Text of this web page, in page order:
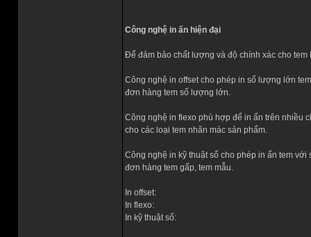
Công nghệ in ấn hiện đại
Để đảm bảo chất lượng và độ chính xác cho
Công nghệ in offset cho phép in số lượng lớn
đơn hàng tem số lượng lớn.
Công nghệ in flexo phù hợp để in ấn trên nhiều
cho các loại tem nhãn mác sản phẩm.
Công nghệ in kỹ thuật số cho phép in ấn tem
đơn hàng tem gấp, tem mẫu.
In offset:
In flexo:
In kỹ thuật số: